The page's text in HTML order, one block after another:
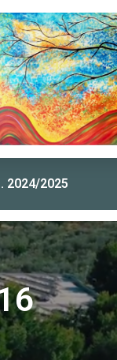
2024/2025